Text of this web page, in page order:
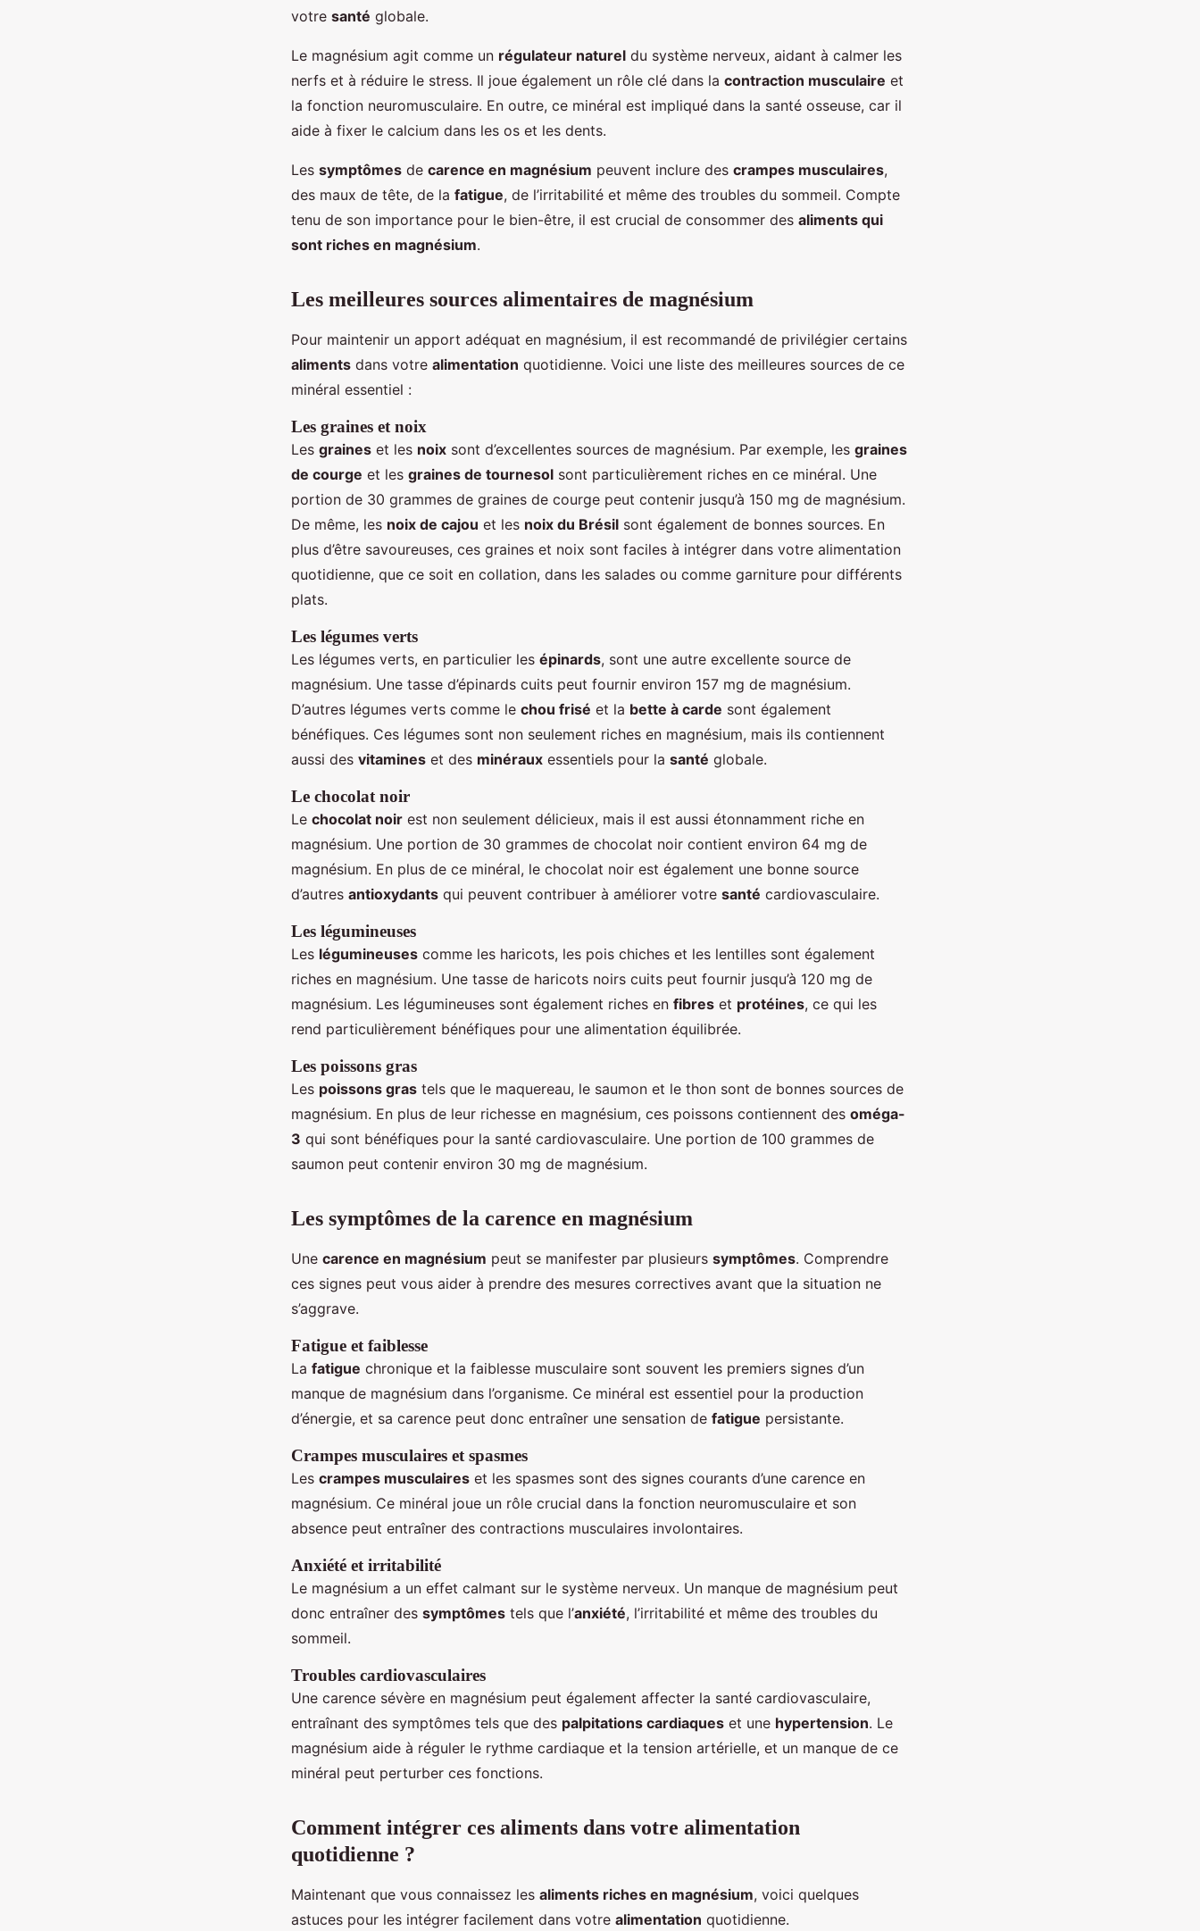
votre santé globale.
Le magnésium agit comme un régulateur naturel du système nerveux, aidant à calmer les
nerfs et à réduire le stress. Il joue également un rôle clé dans la contraction musculaire et
la fonction neuromusculaire. En outre, ce minéral est impliqué dans la santé osseuse, car il
aide à fixer le calcium dans les os et les dents.
Les symptômes de carence en magnésium peuvent inclure des crampes musculaires,
des maux de tête, de la fatigue, de l’irritabilité et même des troubles du sommeil. Compte
tenu de son importance pour le bien-être, il est crucial de consommer des aliments qui
sont riches en magnésium.
Les meilleures sources alimentaires de magnésium
Pour maintenir un apport adéquat en magnésium, il est recommandé de privilégier certains
aliments dans votre alimentation quotidienne. Voici une liste des meilleures sources de ce
minéral essentiel :
Les graines et noix
Les graines et les noix sont d’excellentes sources de magnésium. Par exemple, les graines
de courge et les graines de tournesol sont particulièrement riches en ce minéral. Une
portion de 30 grammes de graines de courge peut contenir jusqu’à 150 mg de magnésium.
De même, les noix de cajou et les noix du Brésil sont également de bonnes sources. En
plus d’être savoureuses, ces graines et noix sont faciles à intégrer dans votre alimentation
quotidienne, que ce soit en collation, dans les salades ou comme garniture pour différents
plats.
Les légumes verts
Les légumes verts, en particulier les épinards, sont une autre excellente source de
magnésium. Une tasse d’épinards cuits peut fournir environ 157 mg de magnésium.
D’autres légumes verts comme le chou frisé et la bette à carde sont également
bénéfiques. Ces légumes sont non seulement riches en magnésium, mais ils contiennent
aussi des vitamines et des minéraux essentiels pour la santé globale.
Le chocolat noir
Le chocolat noir est non seulement délicieux, mais il est aussi étonnamment riche en
magnésium. Une portion de 30 grammes de chocolat noir contient environ 64 mg de
magnésium. En plus de ce minéral, le chocolat noir est également une bonne source
d’autres antioxydants qui peuvent contribuer à améliorer votre santé cardiovasculaire.
Les légumineuses
Les légumineuses comme les haricots, les pois chiches et les lentilles sont également
riches en magnésium. Une tasse de haricots noirs cuits peut fournir jusqu’à 120 mg de
magnésium. Les légumineuses sont également riches en fibres et protéines, ce qui les
rend particulièrement bénéfiques pour une alimentation équilibrée.
Les poissons gras
Les poissons gras tels que le maquereau, le saumon et le thon sont de bonnes sources de
magnésium. En plus de leur richesse en magnésium, ces poissons contiennent des oméga-
3 qui sont bénéfiques pour la santé cardiovasculaire. Une portion de 100 grammes de
saumon peut contenir environ 30 mg de magnésium.
Les symptômes de la carence en magnésium
Une carence en magnésium peut se manifester par plusieurs symptômes. Comprendre
ces signes peut vous aider à prendre des mesures correctives avant que la situation ne
s’aggrave.
Fatigue et faiblesse
La fatigue chronique et la faiblesse musculaire sont souvent les premiers signes d’un
manque de magnésium dans l’organisme. Ce minéral est essentiel pour la production
d’énergie, et sa carence peut donc entraîner une sensation de fatigue persistante.
Crampes musculaires et spasmes
Les crampes musculaires et les spasmes sont des signes courants d’une carence en
magnésium. Ce minéral joue un rôle crucial dans la fonction neuromusculaire et son
absence peut entraîner des contractions musculaires involontaires.
Anxiété et irritabilité
Le magnésium a un effet calmant sur le système nerveux. Un manque de magnésium peut
donc entraîner des symptômes tels que l’anxiété, l’irritabilité et même des troubles du
sommeil.
Troubles cardiovasculaires
Une carence sévère en magnésium peut également affecter la santé cardiovasculaire,
entraînant des symptômes tels que des palpitations cardiaques et une hypertension. Le
magnésium aide à réguler le rythme cardiaque et la tension artérielle, et un manque de ce
minéral peut perturber ces fonctions.
Comment intégrer ces aliments dans votre alimentation
quotidienne ?
Maintenant que vous connaissez les aliments riches en magnésium, voici quelques
astuces pour les intégrer facilement dans votre alimentation quotidienne.